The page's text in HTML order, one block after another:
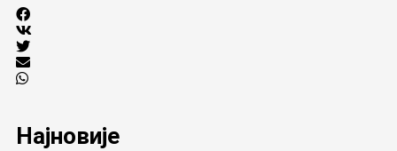
Најновије